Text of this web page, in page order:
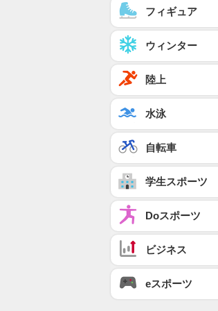
フィギュア
ウィンター
陸上
水泳
自転車
学生スポーツ
Doスポーツ
ビジネス
eスポーツ